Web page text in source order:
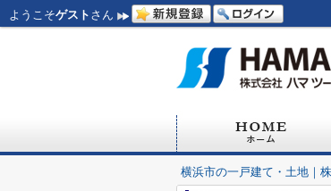
ようこそゲスト さん
横浜市の一戸建て・土地｜